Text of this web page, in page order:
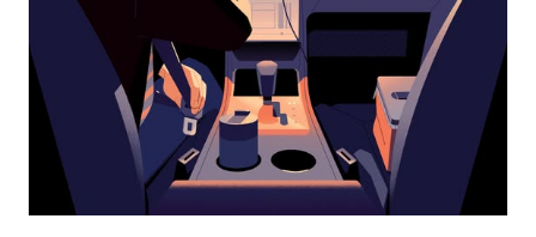
o
calendário.